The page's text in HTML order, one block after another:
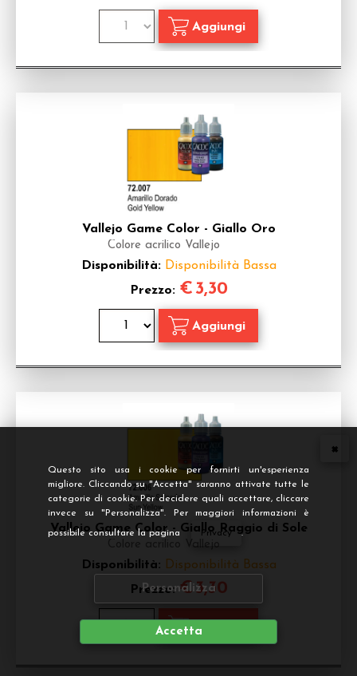
Questo sito usa i cookie per fornirti un'esperienza
migliore. Cliccando su "Accetta" saranno attivate tutte le
categorie di cookie. Per decidere quali accettare, cliccare
invece su "Personalizza". Per maggiori informazioni è
possibile consultare la pagina Privacy .
Personalizza
Accetta
Vallejo Game Color - Giallo Oro
Colore acrilico Vallejo
Disponibilità: Disponibilità Bassa
Prezzo: € 3,30
Vallejo Game Color - Giallo Raggio di Sole
Colore acrilico Vallejo
Disponibilità: Disponibilità Bassa
Prezzo:€ 3,30